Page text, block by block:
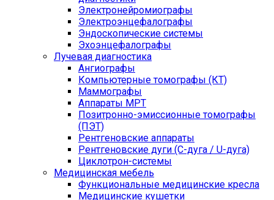
Электронейромиографы
Электроэнцефалографы
Эндоскопические системы
Эхоэнцефалографы
Лучевая диагностика
Ангиографы
Компьютерные томографы (КТ)
Маммографы
Аппараты МРТ
Позитронно-эмиссионные томографы
(ПЭТ)
Рентгеновские аппараты
Рентгеновские дуги (С-дуга / U-дуга)
Циклотрон-системы
Медицинская мебель
Функциональные медицинские кресла
Медицинские кушетки